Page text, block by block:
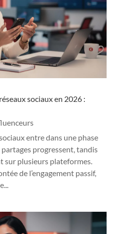
sociaux en 2026 :
entre dans une phase
partages progressent, tandis
sur plusieurs plateformes.
de l’engagement passif,